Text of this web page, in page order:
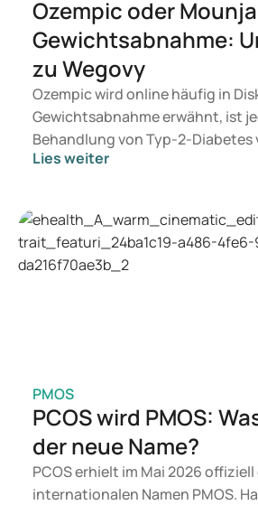
https://richtlijnen.nhg.org/
-uitstel#volledige-tekst-
https://richtlijnen.nhg.org/
-uitstel#volledige-tekst-voorlichting
https://www.thuisarts.nl/menstruatie-
mijn-menstruatie-uitstellen
Ozempic oder
Gewichtsabnahme:
zu Wegovy
Ozempic wird online häufig in
Gewichtsabnahme erwähnt, ist
Behandlung von Typ-2-Diabetes
Suchen Sie eine Therapie zur
geeignet ist, entscheidet ein
Ihrer Gesundheit, Ihres BMI und
Medikamentenkonsums.
Lies weiter
PMOS
PCOS wird PMOS:
der neue Name?
PCOS erhielt im Mai 2026
internationalen Namen PMOS.